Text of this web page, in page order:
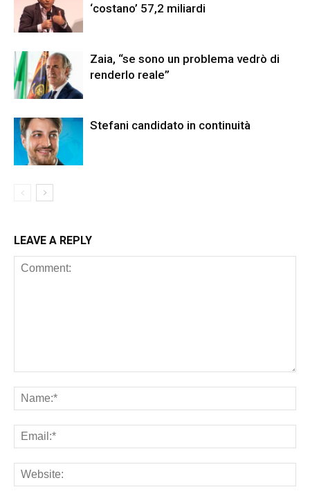
‘costano’ 57,2 miliardi
Zaia, “se sono un problema vedrò di
renderlo reale”
Stefani candidato in continuità
LEAVE A REPLY